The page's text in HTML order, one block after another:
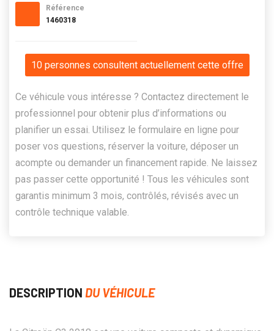
Référence
1460318
10 personnes consultent actuellement cette offre
Ce véhicule vous intéresse ? Contactez directement le
professionnel pour obtenir plus d’informations ou
planifier un essai. Utilisez le formulaire en ligne pour
poser vos questions, réserver la voiture, déposer un
acompte ou demander un financement rapide. Ne laissez
pas passer cette opportunité ! Tous les véhicules sont
garantis minimum 3 mois, contrôlés, révisés avec un
contrôle technique valable.
DESCRIPTION DU VÉHICULE